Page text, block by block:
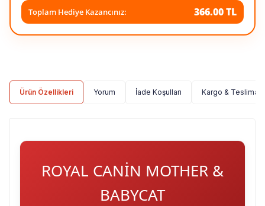
Toplam Hediye Kazancınız: 366.00 TL
Ürün Özellikleri Yorum İade Koşulları Kargo & Teslimat
ROYAL CANIN MOTHER &
BABYCAT